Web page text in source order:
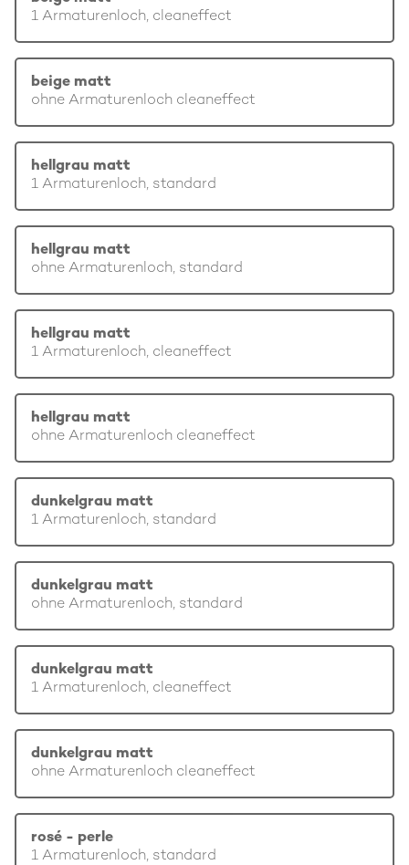
1 Armaturenloch, cleaneffect
beige matt
ohne Armaturenloch cleaneffect
hellgrau matt
1 Armaturenloch, standard
hellgrau matt
ohne Armaturenloch, standard
hellgrau matt
1 Armaturenloch, cleaneffect
hellgrau matt
ohne Armaturenloch cleaneffect
dunkelgrau matt
1 Armaturenloch, standard
dunkelgrau matt
ohne Armaturenloch, standard
dunkelgrau matt
1 Armaturenloch, cleaneffect
dunkelgrau matt
ohne Armaturenloch cleaneffect
rosé - perle
1 Armaturenloch, standard